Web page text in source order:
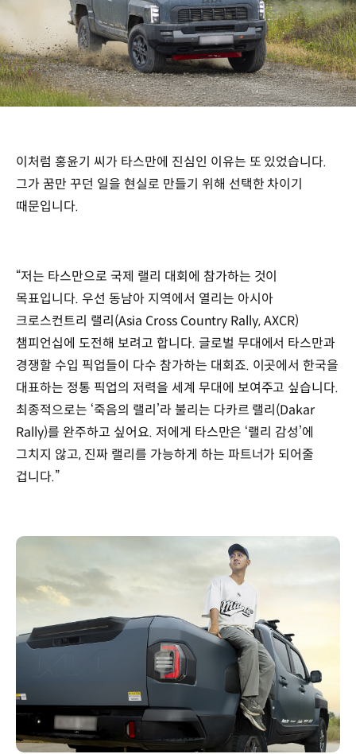
이처럼 홍윤기 씨가 타스만에 진심인 이유는 또 있었습니다.
그가 꿈만 꾸던 일을 현실로 만들기 위해 선택한 차이기
때문입니다.
“저는 타스만으로 국제 랠리 대회에 참가하는 것이
목표입니다. 우선 동남아 지역에서 열리는 아시아
크로스컨트리 랠리(Asia Cross Country Rally, AXCR)
챔피언십에 도전해 보려고 합니다. 글로벌 무대에서 타스만과
경쟁할 수입 픽업들이 다수 참가하는 대회죠. 이곳에서 한국을
대표하는 정통 픽업의 저력을 세계 무대에 보여주고 싶습니다.
최종적으로는 ‘죽음의 랠리’라 불리는 다카르 랠리(Dakar
Rally)를 완주하고 싶어요. 저에게 타스만은 ‘랠리 감성’에
그치지 않고, 진짜 랠리를 가능하게 하는 파트너가 되어줄
겁니다.”